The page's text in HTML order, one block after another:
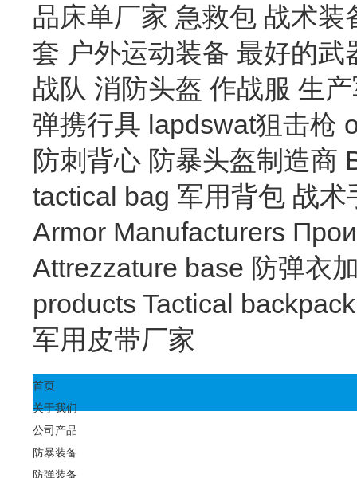
品床单厂家 急救包 战术装
套 户外运动装备 最好的武
战队 消防头盔 作战服 生
弹携行具 lapdswat狙击枪
防刺背心 防暴头盔制造商
tactical bag 军用背包 战术
Armor Manufacturers
Attrezzature base 防弹衣
products Tactical
军用皮带厂家
首页
关于我们
公司产品
防暴装备
防弹装备